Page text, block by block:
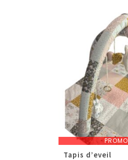
Tapis d’eveil